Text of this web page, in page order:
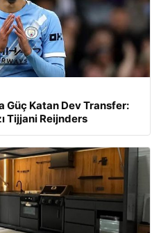
Güç Katan Dev Transfer:
Tijjani Reijnders